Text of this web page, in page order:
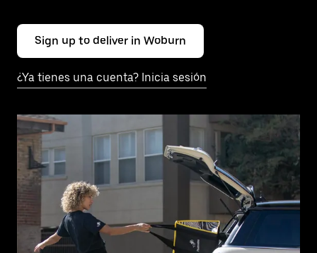
Sign up to deliver in Woburn
¿Ya tienes una cuenta? Inicia sesión